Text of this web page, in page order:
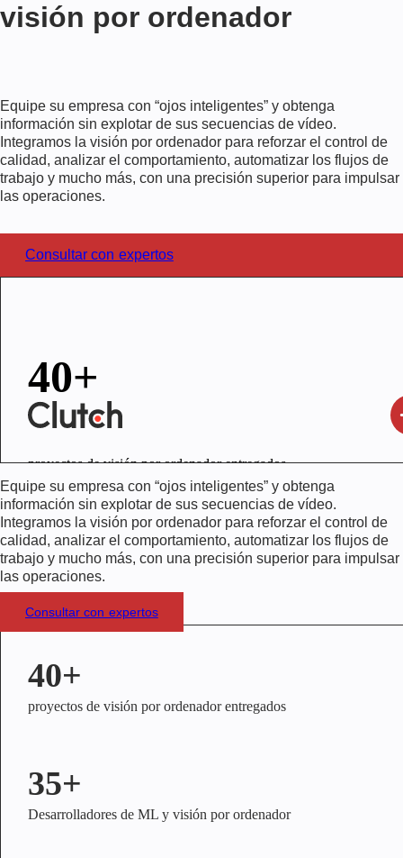
visión por ordenador
Equipe su empresa con “ojos inteligentes” y obtenga
información sin explotar de sus secuencias de vídeo.
Integramos la visión por ordenador para reforzar el control de
calidad, analizar el comportamiento, automatizar los flujos de
trabajo y mucho más, con una precisión superior para impulsar
las operaciones.
Consultar con expertos
40+
proyectos de visión por ordenador entregados
Equipe su empresa con “ojos inteligentes” y obtenga
información sin explotar de sus secuencias de vídeo.
Integramos la visión por ordenador para reforzar el control de
calidad, analizar el comportamiento, automatizar los flujos de
trabajo y mucho más, con una precisión superior para impulsar
las operaciones.
Consultar con expertos
40+
proyectos de visión por ordenador entregados
35+
Desarrolladores de ML y visión por ordenador